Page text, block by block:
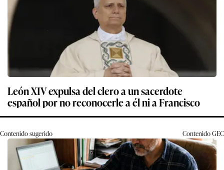
León XIV expulsa del clero a un sacerdote
español por no reconocerle a él ni a Francisco
Contenido sugerido ContenidoGEC